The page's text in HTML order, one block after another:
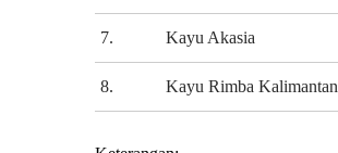
7. Kayu Akasia
8. Kayu Rimba Kalimantan